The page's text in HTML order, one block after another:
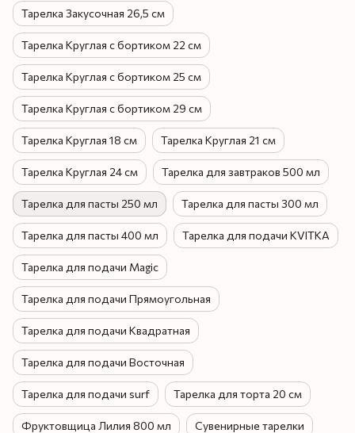
Тарелка Закусочная 26,5 см
Тарелка Круглая с бортиком 22 см
Тарелка Круглая с бортиком 25 см
Тарелка Круглая с бортиком 29 см
Тарелка Круглая 18 см Тарелка Круглая 21 см
Тарелка Круглая 24 см Тарелка для завтраков 500 мл
Тарелка для пасты 250 мл Тарелка для пасты 300 мл
Тарелка для пасты 400 мл Тарелка для подачи KVITKA
Тарелка для подачи Magic
Тарелка для подачи Прямоугольная
Тарелка для подачи Квадратная
Тарелка для подачи Восточная
Тарелка для подачи surf Тарелка для торта 20 см
Фруктовщица Лилия 800 мл Сувенирные тарелки